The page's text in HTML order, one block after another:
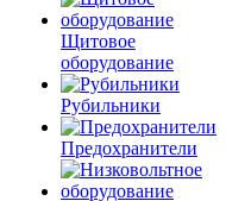
Щитовое
оборудование
Рубильники
Предохранители